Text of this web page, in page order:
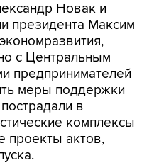
Новак и
президента Максим
с Центральным
предпринимателей
меры поддержки
в
комплексы
проекты актов,